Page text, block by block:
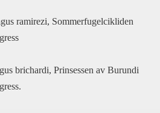
ramirezi, Sommerfugelcikliden
brichardi, Prinsessen av Burundi